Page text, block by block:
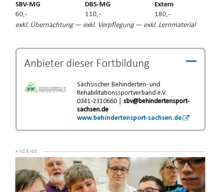
SBV-MG DBS-MG
Extern
60,-
110,-
180,-
exkl. Übernachtung — exkl. Verpflegung — exkl. Lernmaterial
Anbieter dieser Fortbildung
Sächsischer Behinderten- und
Rehabilitationssportverband e.V.
0341-2310660 | sbv@behindertensport-
sachsen.de
www.behindertensport-sachsen.de
Player